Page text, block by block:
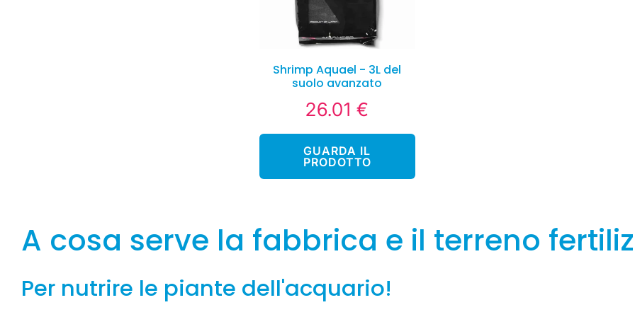
Shrimp Aquael - 3L del
suolo avanzato
Prezzo
26.01 €
GUARDA IL
PRODOTTO
A cosa serve la fabbrica e il terreno
Per nutrire le piante dell'acquario!